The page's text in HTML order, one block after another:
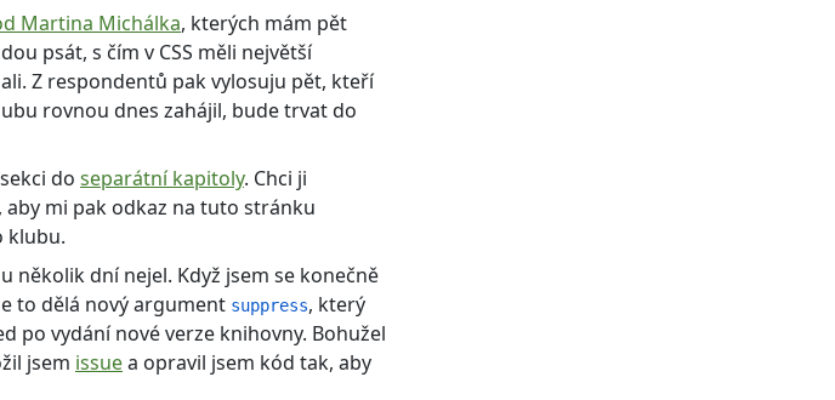
Martina Michálka, kterých mám pět
psát, s čím v CSS měli největší
Z respondentů pak vylosuju pět, kteří
rovnou dnes zahájil, bude trvat do
do separátní kapitoly. Chci ji
mi pak odkaz na tuto stránku
klubu.
několik dní nejel. Když jsem se konečně
to dělá nový argument suppress, který
po vydání nové verze knihovny. Bohužel
jsem issuea opravil jsem kód tak, aby